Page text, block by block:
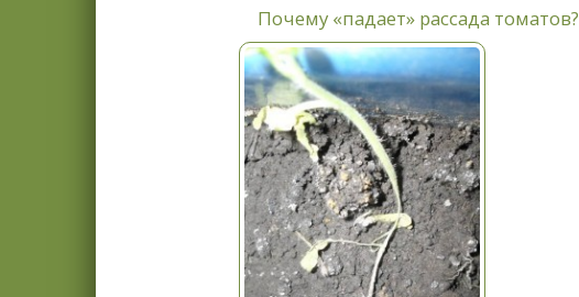
Почему «падает» рассада томатов?